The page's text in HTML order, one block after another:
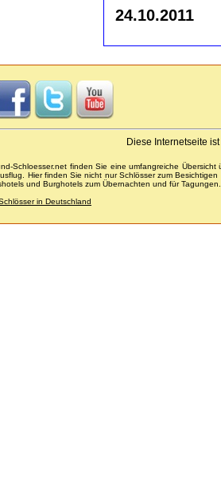
24.10.2011
Diese Internetseite
Schloesser.net finden Sie eine umfangreiche
Hier finden Sie nicht nur Schlösser zum
und Burghotels zum Übernachten und für Tagungen.
in Deutschland